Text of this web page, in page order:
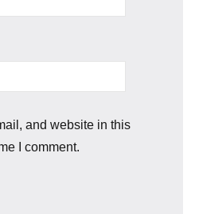
and website in this
I comment.